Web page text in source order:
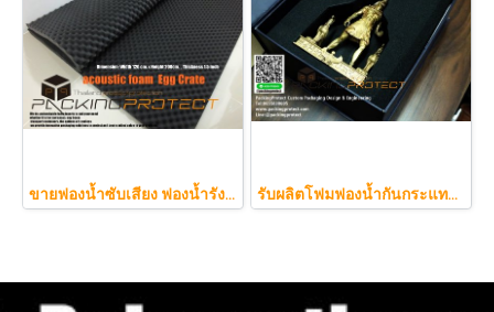
ขายฟองน้ำซับเสียง ฟองน้ำรังไข่ แผ่นซับเสียงห้อง ราคาถูกฟองน้ำรังไข่ แผ่นซับเสียงรังไข่ แผ่นซับเสียงรังไข่ Acoustic foam สีเทาดำขนาดใหญ่ 130*200ซม.หนา1.5นิ้วราคา350บาท(copy) รับผลิตโฟมฟองน้ำกันกระแทกรับออกแบบบรรจุภัณฑ์โมเดล art toy ต่างๆ